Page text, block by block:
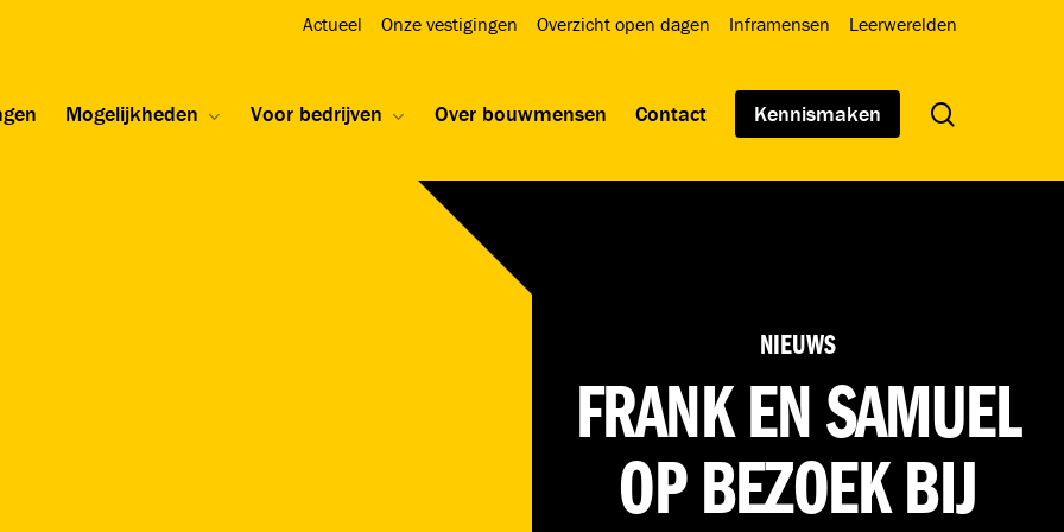
Actueel Onze vestigingen Overzicht open dagen Inframensen Leerwerelden
Mogelijkheden Voor bedrijven Over bouwmensen Contact Kennismaken
NIEUWS
FRANK EN SAMUEL
OP BEZOEK BIJ